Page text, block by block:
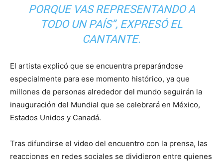
PORQUE VAS REPRESENTANDO A
TODO UN PAÍS”, EXPRESÓ EL
CANTANTE.
El artista explicó que se encuentra preparándose
especialmente para ese momento histórico, ya que
millones de personas alrededor del mundo seguirán la
inauguración del Mundial que se celebrará en México,
Estados Unidos y Canadá.
Tras difundirse el video del encuentro con la prensa, las
reacciones en redes sociales se dividieron entre quienes